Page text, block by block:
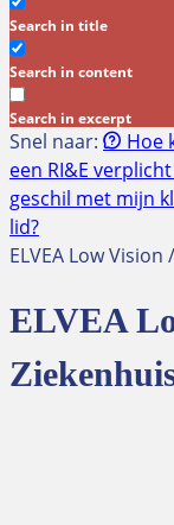
Search in title
Search in content
Search in excerpt
Snel naar: Hoe
een RI&E
geschil met mijn
lid?
ELVEA Low
ELVEA